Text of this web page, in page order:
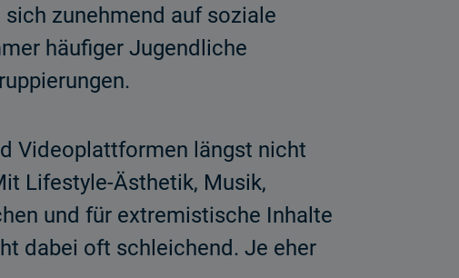
zunehmend auf soziale
häufiger Jugendliche
Videoplattformen längst nicht
Lifestyle-Ästhetik, Musik,
und für extremistische Inhalte
dabei oft schleichend. Je eher